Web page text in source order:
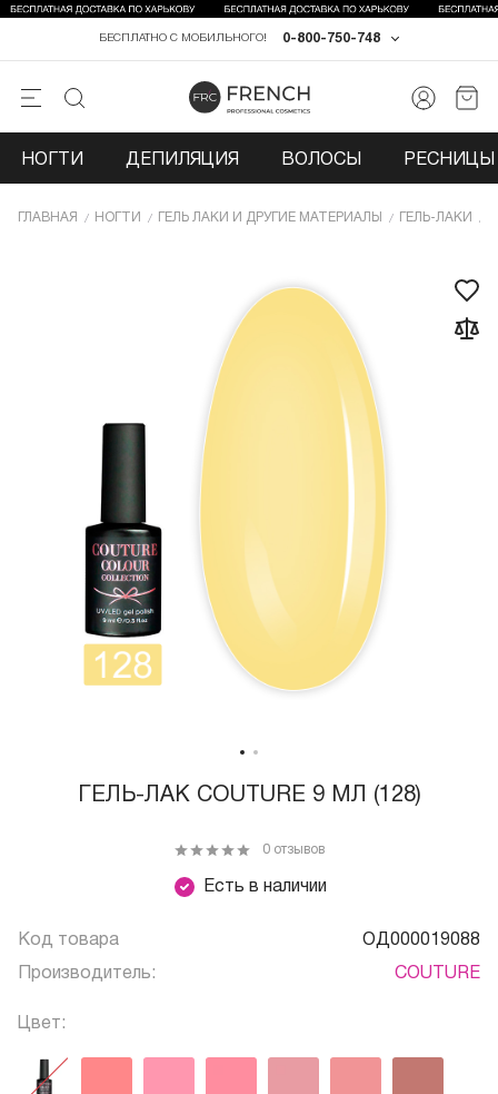
0-800-750-748
БЕСПЛАТНО С МОБИЛЬНОГО!
НОГТИ ДЕПИЛЯЦИЯ ВОЛОСЫ РЕСНИЦЫ
ГЛАВНАЯ НОГТИ ГЕЛЬ ЛАКИ И ДРУГИЕ МАТЕРИАЛЫ ГЕЛЬ-ЛАКИ
ГЕЛЬ-ЛАК COUTURE 9 МЛ (128)
Есть в наличии
0 отзывов
Код товара ОД000019088
Производитель: COUTURE
Цвет: